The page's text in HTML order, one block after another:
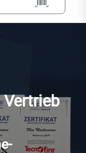
Vertrieb